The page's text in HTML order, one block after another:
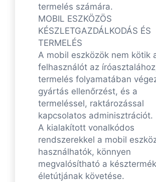
termelés számára.
MOBIL ESZKÖZÖS
KÉSZLETGAZDÁLKODÁS ÉS
TERMELÉS
A mobil eszközök nem kötik
felhasználót az
termelés folyamatában
gyártás ellenőrzést, és a
termeléssel, raktározással
kapcsolatos adminisztrációt.
A kialakított vonalkódos
rendszerekkel a mobil
használhatók, könnyen
megvalósítható a
életútjának követése.